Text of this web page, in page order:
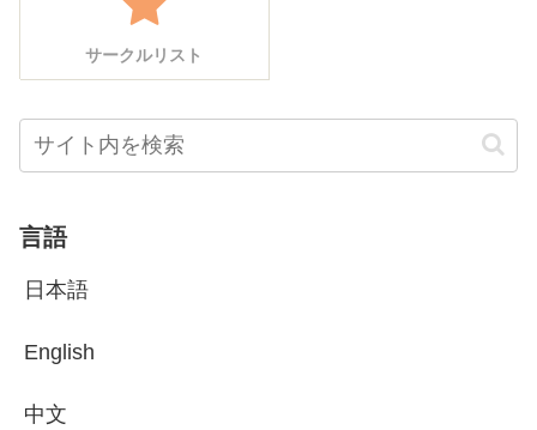
サークルリスト
言語
日本語
English
中文